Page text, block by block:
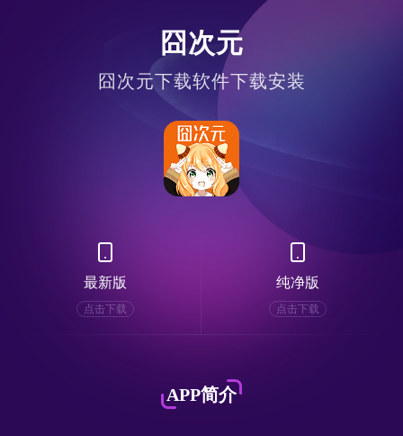
囧次元
囧次元下载软件下载安装
最新版
点击下载
纯净版
点击下载
APP简介